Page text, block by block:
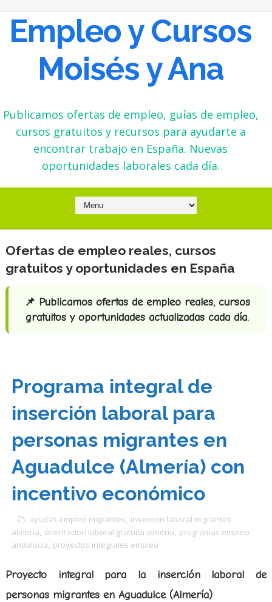
Empleo y Cursos
Moisés y Ana
Publicamos ofertas de empleo, guías de empleo,
cursos gratuitos y recursos para ayudarte a
encontrar trabajo en España. Nuevas
oportunidades laborales cada día.
Ofertas de empleo reales, cursos
gratuitos y oportunidades en España
📌 Publicamos ofertas de empleo reales, cursos
gratuitos y oportunidades actualizadas cada día.
Programa integral de
inserción laboral para
personas migrantes en
Aguadulce (Almería) con
incentivo económico
ayudas empleo migrantes, insercion laboral migrantes
almeria, orientacion laboral gratuita almeria, programas empleo
andalucia, proyectos integrales empleo
Proyecto integral para la inserción laboral de
personas migrantes en Aguadulce (Almería)